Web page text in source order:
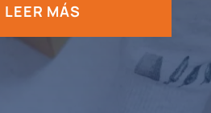
LEER MÁS